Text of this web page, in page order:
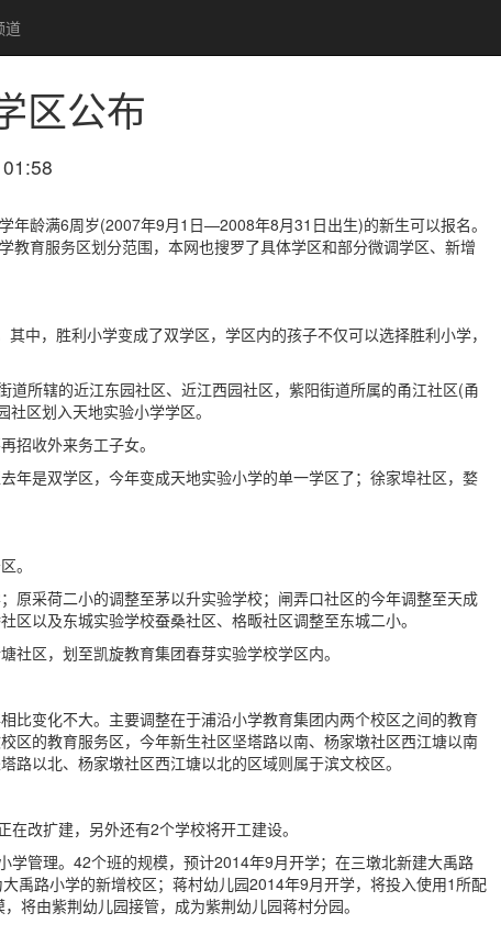
道
区公布
年龄满6周岁(2007年9月1日—2008年8月31日出生)的新生可以报名。
教育服务区划分范围，本网也搜罗了具体学区和部分微调学区、新增
中，胜利小学变成了双学区，学区内的孩子不仅可以选择胜利小学，
所辖的近江东园社区、近江西园社区，紫阳街道所属的甬江社区(甬
区划入天地实验小学学区。
招收外来务工子女。
年是双学区，今年变成天地实验小学的单一学区了；徐家埠社区，婺
。
原采荷二小的调整至茅以升实验学校；闸弄口社区的今年调整至天成
以及东城实验学校蚕桑社区、格畈社区调整至东城二小。
社区，划至凯旋教育集团春芽实验学校学区内。
比变化不大。主要调整在于浦沿小学教育集团内两个校区之间的教育
区的教育服务区，今年新生社区坚塔路以南、杨家墩社区西江塘以南
路以北、杨家墩社区西江塘以北的区域则属于滨文校区。
改扩建，另外还有2个学校将开工建设。
学管理。42个班的规模，预计2014年9月开学；在三墩北新建大禹路
禹路小学的新增校区；蒋村幼儿园2014年9月开学，将投入使用1所配
将由紫荆幼儿园接管，成为紫荆幼儿园蒋村分园。